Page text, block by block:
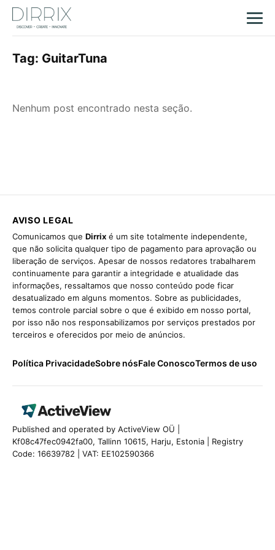
Tag: GuitarTuna
Nenhum post encontrado nesta seção.
AVISO LEGAL
Comunicamos que Dirrix é um site totalmente independente,
que não solicita qualquer tipo de pagamento para aprovação ou
liberação de serviços. Apesar de nossos redatores trabalharem
continuamente para garantir a integridade e atualidade das
informações, ressaltamos que nosso conteúdo pode ficar
desatualizado em alguns momentos. Sobre as publicidades,
temos controle parcial sobre o que é exibido em nosso portal,
por isso não nos responsabilizamos por serviços prestados por
terceiros e oferecidos por meio de anúncios.
Política PrivacidadeSobre nósFale ConoscoTermos de uso
Published and operated by ActiveView OÜ |
Kf08c47fec0942fa00, Tallinn 10615, Harju, Estonia | Registry
Code: 16639782 | VAT: EE102590366